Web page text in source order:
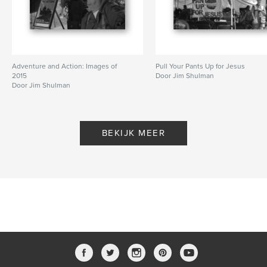
Adventure and Action: Images of
2015
Door Jim Shulman
Pull Your Pants Up for Jesus
Door Jim Shulman
BEKIJK MEER